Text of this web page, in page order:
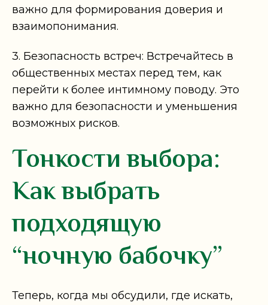
важно для формирования доверия и
взаимопонимания.
3. Безопасность встреч: Встречайтесь в
общественных местах перед тем, как
перейти к более интимному поводу. Это
важно для безопасности и уменьшения
возможных рисков.
Тонкости выбора:
Как выбрать
подходящую
“ночную бабочку”
Теперь, когда мы обсудили, где искать,